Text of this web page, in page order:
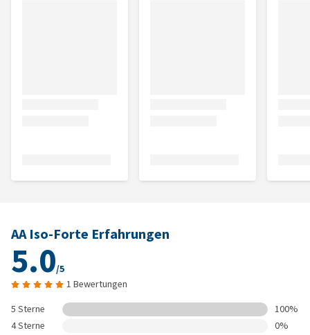
AA Iso-Forte Erfahrungen
5.0/5
1 Bewertungen
5 Sterne
100%
4 Sterne
0%